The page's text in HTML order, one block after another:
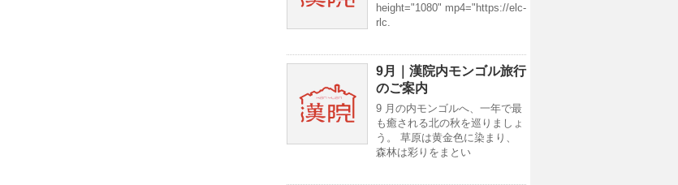
height="1080" mp4="https://elc-
rlc.
9月｜漢院内モンゴル旅行
のご案内
9 月の内モンゴルへ、一年で最
も癒される北の秋を巡りましょ
う。 草原は黄金色に染まり、
森林は彩りをまとい